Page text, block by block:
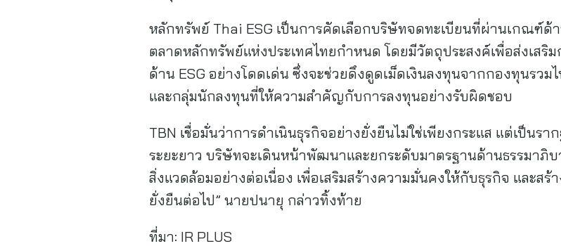
หลักทรัพย์ Thai ESG เป็นการคัดเลือกบริษัทจดทะเบียนที่ผ่านเกณฑ์ด้
ตลาดหลักทรัพย์แห่งประเทศไทยกำหนด โดยมีวัตถุประสงค์เพื่อส่งเสริ
ด้าน ESG อย่างโดดเด่น ซึ่งจะช่วยดึงดูดเม็ดเงินลงทุนจากกองทุนรวม
และกลุ่มนักลงทุนที่ให้ความสำคัญกับการลงทุนอย่างรับผิดชอบ
TBN เชื่อมั่นว่าการดำเนินธุรกิจอย่างยั่งยืนไม่ใช่เพียงกระแส แต่เป็นร
ระยะยาว บริษัทจะเดินหน้าพัฒนาและยกระดับมาตรฐานด้านธรรมาภิ
สิ่งแวดล้อมอย่างต่อเนื่อง เพื่อเสริมสร้างความมั่นคงให้กับธุรกิจ และส
ยั่งยืนต่อไป” นายปนายุ กล่าวทิ้งท้าย
ที่มา: IR PLUS